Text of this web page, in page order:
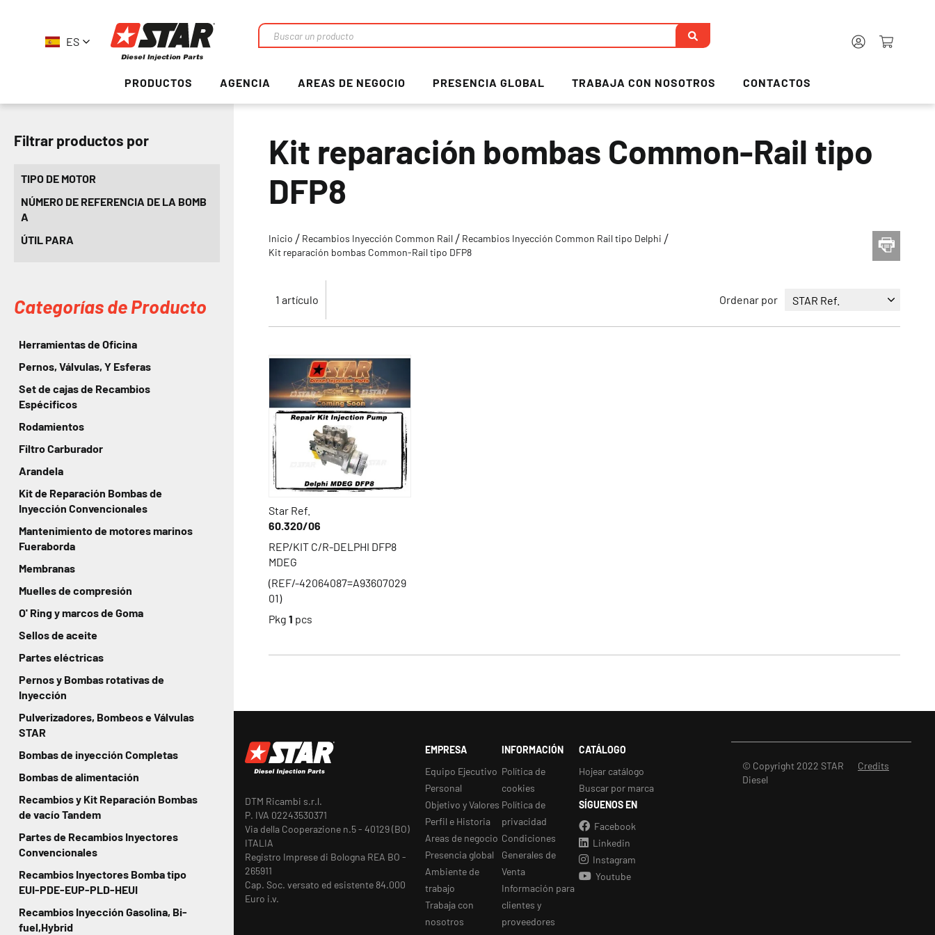
ES
Buscar
PRODUCTOS
AGENCIA AREAS DE NEGOCIO PRESENCIA GLOBAL TRABAJA CON NOSOTROS CONTACTOS
Kit reparación bombas Common-Rail tipo
DFP8
Inicio Recambios Inyección Common Rail
Recambios Inyección Common Rail tipo Delphi
Kit reparación bombas Common-Rail tipo DFP8
1 artículo Ordenar por
Star Ref.
60.320/06
REP/KIT C/R-DELPHI DFP8
MDEG
(REF/-42064087=A93607029
01)
Pkg 1 pcs
Filtrar productos por
TIPO DE MOTOR
NÚMERO DE REFERENCIA DE LA BOMB
A
ÚTIL PARA
Categorías de Producto
Herramientas de Oficina
Pernos, Válvulas, Y Esferas
Set de cajas de Recambios
Espécificos
Rodamientos
Filtro Carburador
Arandela
Kit de Reparación Bombas de
Inyección Convencionales
Mantenimiento de motores marinos
Fueraborda
Membranas
Muelles de compresión
O' Ring y marcos de Goma
Sellos de aceite
Partes eléctricas
Pernos y Bombas rotativas de
Inyección
Pulverizadores, Bombeos e Válvulas
STAR
Bombas de inyección Completas
Bombas de alimentación
Recambios y Kit Reparación Bombas
de vacío Tandem
Partes de Recambios Inyectores
Convencionales
Recambios Inyectores Bomba tipo
EUI-PDE-EUP-PLD-HEUI
Recambios Inyección Gasolina, Bi-
fuel,Hybrid
DTM Ricambi s.r.l.
P. IVA 02243530371
Via della Cooperazione n.5 - 40129 (BO)
ITALIA
Registro Imprese di Bologna REA BO -
265911
Cap. Soc. versato ed esistente 84.000
Euro i.v.
EMPRESA
Equipo Ejecutivo
Personal
Objetivo y Valores
Perfil e Historia
Areas de negocio
Presencia global
Ambiente de
trabajo
Trabaja con
nosotros
INFORMACIÓN
Política de
cookies
Política de
privacidad
Condiciones
Generales de
Venta
Información para
clientes y
proveedores
CATÁLOGO
Hojear catálogo
Buscar por marca
SÍGUENOS EN
Facebook
Linkedin
Instagram
Youtube
Credits
© Copyright 2022 STAR
Diesel